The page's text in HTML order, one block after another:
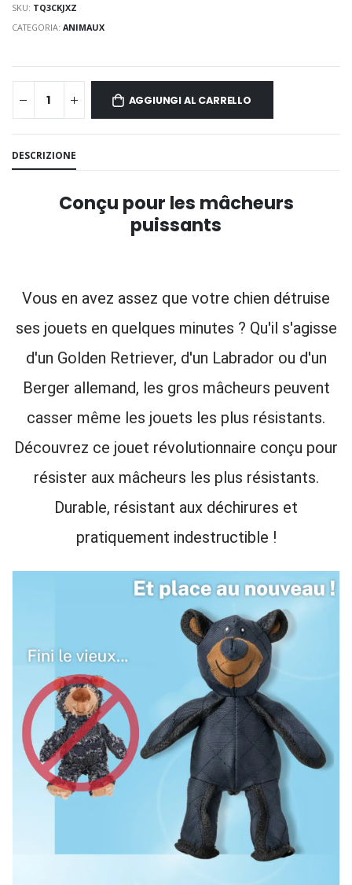
SKU: TQ3CKJXZ
CATEGORIA:ANIMAUX
AGGIUNGI AL CARRELLO
DESCRIZIONE
Conçu pour les mâcheurs
puissants
Vous en avez assez que votre chien détruise
ses jouets en quelques minutes ? Qu'il s'agisse
d'un Golden Retriever, d'un Labrador ou d'un
Berger allemand, les gros mâcheurs peuvent
casser même les jouets les plus résistants.
Découvrez ce jouet révolutionnaire conçu pour
résister aux mâcheurs les plus résistants.
Durable, résistant aux déchirures et
pratiquement indestructible !